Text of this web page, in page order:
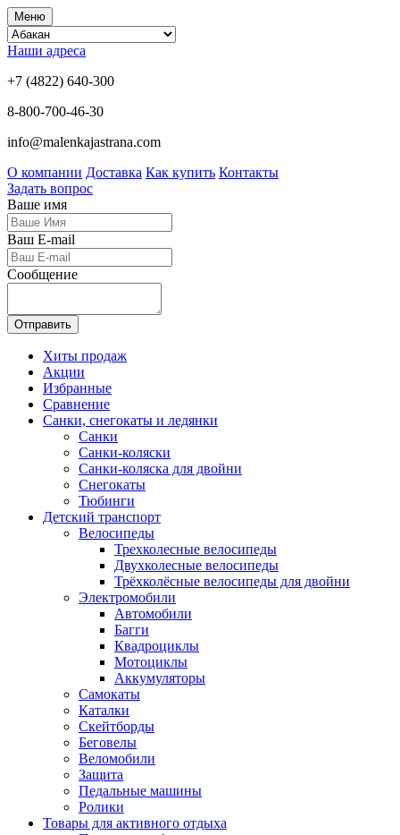
Меню
Наши адреса
+7 (4822) 640-300
8-800-700-46-30
info@malenkajastrana.com
О компании Доставка Как купить Контакты
Задать вопрос
Ваше имя
Ваш E-mail
Сообщение
Отправить
Хиты продаж
Акции
Избранные
Сравнение
Санки, снегокаты и ледянки
Санки
Санки-коляски
Санки-коляска для двойни
Снегокаты
Тюбинги
Детский транспорт
Велосипеды
Трехколесные велосипеды
Двухколесные велосипеды
Трёхколёсные велосипеды для двойни
Электромобили
Автомобили
Багги
Квадроциклы
Мотоциклы
Аккумуляторы
Самокаты
Каталки
Скейтборды
Беговелы
Веломобили
Защита
Педальные машины
Ролики
Товары для активного отдыха